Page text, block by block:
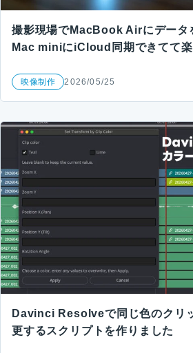
撮影現場でMacBook Airにデータ
Mac miniにiCloud同期できてて楽
映像制作 2026/05/25
Davinci Resolveで同じ色のクリ
更するスクリプトを作りました